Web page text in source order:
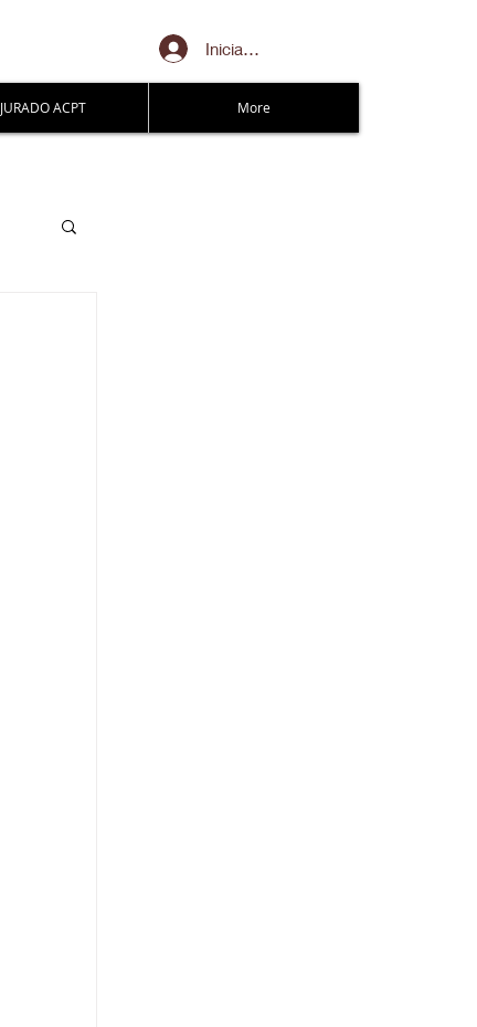
Iniciar sesión
JURADO ACPT More